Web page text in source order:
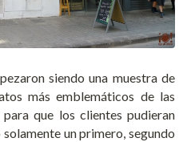
siendo una muestra de
más emblemáticos de las
que los clientes pudieran
un primero, segundo